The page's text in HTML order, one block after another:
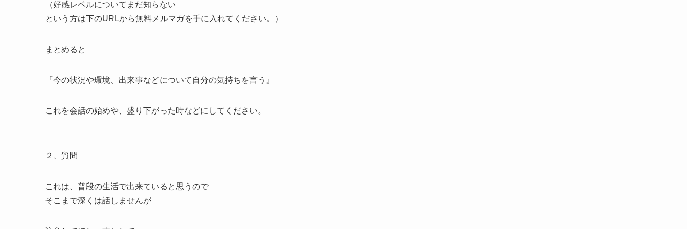
（好感レベルについてまだ知らない
という方は下のURLから無料メルマガを手に入れてください。）
まとめると
『今の状況や環境、出来事などについて自分の気持ちを言う』
これを会話の始めや、盛り下がった時などにしてください。
２、質問
これは、普段の生活で出来ていると思うので
そこまで深くは話しませんが